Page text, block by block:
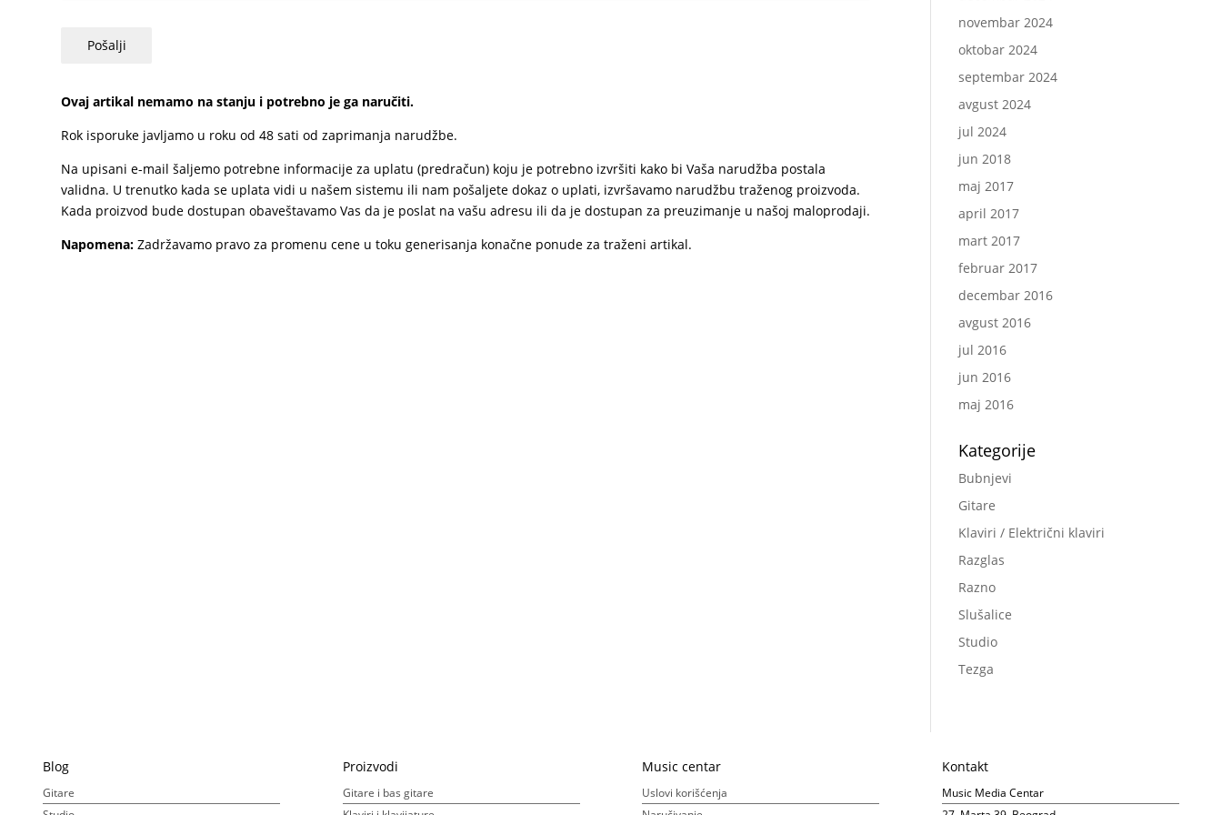
Pošalji
Ovaj artikal nemamo na stanju i potrebno je ga naručiti.
Rok isporuke javljamo u roku od 48 sati od zaprimanja narudžbe.
Na upisani e-mail šaljemo potrebne informacije za uplatu (predračun) koju je potrebno izvršiti kako bi Vaša narudžba postala
validna. U trenutko kada se uplata vidi u našem sistemu ili nam pošaljete dokaz o uplati, izvršavamo narudžbu traženog proizvoda.
Kada proizvod bude dostupan obaveštavamo Vas da je poslat na vašu adresu ili da je dostupan za preuzimanje u našoj maloprodaji.
Napomena: Zadržavamo pravo za promenu cene u toku generisanja konačne ponude za traženi artikal.
novembar 2024
oktobar 2024
septembar 2024
avgust 2024
jul 2024
jun 2018
maj 2017
april 2017
mart 2017
februar 2017
decembar 2016
avgust 2016
jul 2016
jun 2016
maj 2016
Kategorije
Bubnjevi
Gitare
Klaviri / Električni klaviri
Razglas
Razno
Slušalice
Studio
Tezga
Blog
Gitare
Proizvodi
Gitare i bas gitare
Music centar
Uslovi korišćenja
Kontakt
Music Media Centar